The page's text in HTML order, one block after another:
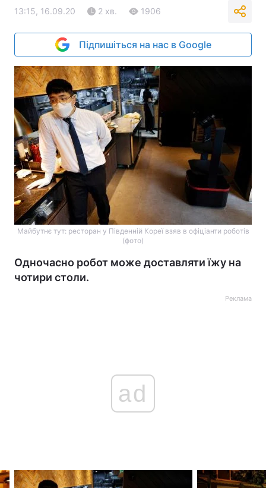
13:15, 16.09.20 2 хв. 1906
Підпишіться на нас в Google
Майбутнє тут: ресторан у Південній Кореї взяв в офіціанти роботів
(фото)
Одночасно робот може доставляти їжу на
чотири столи.
Реклама
ad